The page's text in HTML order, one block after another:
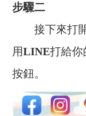
步驟二
接下來打開
用LINE打給你
按鈕。